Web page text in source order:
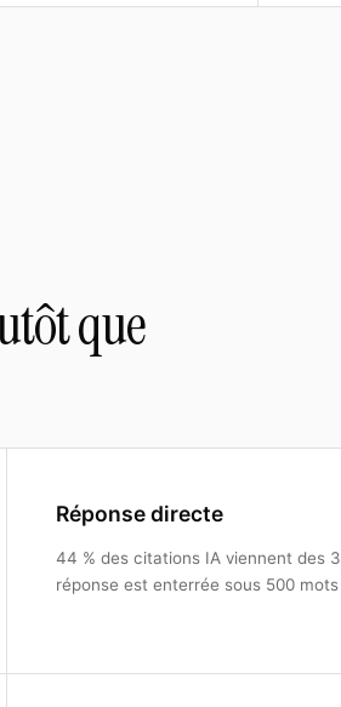
que
Réponse directe
44 % des citations IA viennent des
réponse est enterrée sous 500